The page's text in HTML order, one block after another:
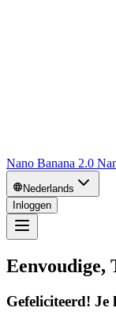
Nano Banana 2.0
Nederlands
Inloggen
Eenvoudige,
Gefeliciteerd! Je